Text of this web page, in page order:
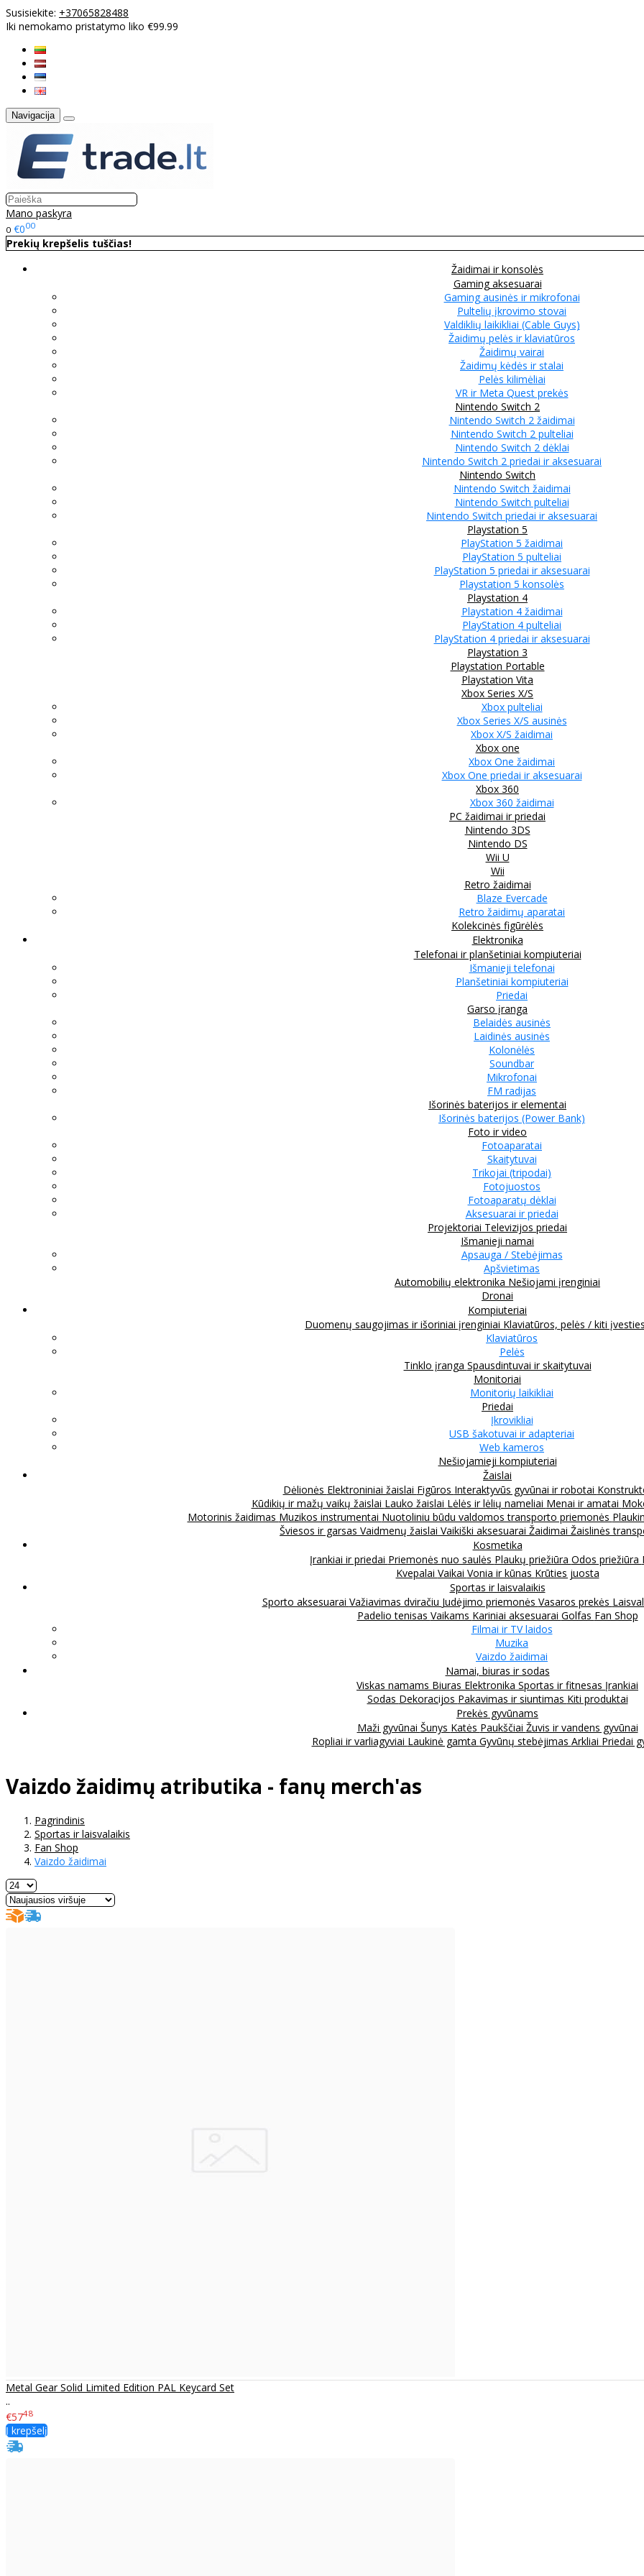
Susisiekite: +37065828488
Iki nemokamo pristatymo liko €99.99
Navigacija
Mano paskyra
0 €000
Prekių krepšelis tuščias!
Žaidimai ir konsolės
Gaming aksesuarai
Gaming ausinės ir mikrofonai
Pultelių įkrovimo stovai
Valdiklių laikikliai (Cable Guys)
Žaidimų pelės ir klaviatūros
Žaidimų vairai
Žaidimų kėdės ir stalai
Pelės kilimėliai
VR ir Meta Quest prekės
Nintendo Switch 2
Nintendo Switch 2 žaidimai
Nintendo Switch 2 pulteliai
Nintendo Switch 2 dėklai
Nintendo Switch 2 priedai ir aksesuarai
Nintendo Switch
Nintendo Switch žaidimai
Nintendo Switch pulteliai
Nintendo Switch priedai ir aksesuarai
Playstation 5
PlayStation 5 žaidimai
PlayStation 5 pulteliai
PlayStation 5 priedai ir aksesuarai
Playstation 5 konsolės
Playstation 4
Playstation 4 žaidimai
PlayStation 4 pulteliai
PlayStation 4 priedai ir aksesuarai
Playstation 3
Playstation Portable
Playstation Vita
Xbox Series X/S
Xbox pulteliai
Xbox Series X/S ausinės
Xbox X/S žaidimai
Xbox one
Xbox One žaidimai
Xbox One priedai ir aksesuarai
Xbox 360
Xbox 360 žaidimai
PC žaidimai ir priedai
Nintendo 3DS
Nintendo DS
Wii U
Wii
Retro žaidimai
Blaze Evercade
Retro žaidimų aparatai
Kolekcinės figūrėlės
Elektronika
Telefonai ir planšetiniai kompiuteriai
Išmanieji telefonai
Planšetiniai kompiuteriai
Priedai
Garso įranga
Belaidės ausinės
Laidinės ausinės
Kolonėlės
Soundbar
Mikrofonai
FM radijas
Išorinės baterijos ir elementai
Išorinės baterijos (Power Bank)
Foto ir video
Fotoaparatai
Skaitytuvai
Trikojai (tripodai)
Fotojuostos
Fotoaparatų dėklai
Aksesuarai ir priedai
Projektoriai Televizijos priedai
Išmanieji namai
Apsauga / Stebėjimas
Apšvietimas
Automobilių elektronika Nešiojami įrenginiai
Dronai
Kompiuteriai
Duomenų saugojimas ir išoriniai įrenginiai Klaviatūros, pelės / kiti
Klaviatūros
Pelės
Tinklo įranga Spausdintuvai ir skaitytuvai
Monitoriai
Monitorių laikikliai
Priedai
Įkrovikliai
USB šakotuvai ir adapteriai
Web kameros
Nešiojamieji kompiuteriai
Žaislai
Dėlionės Elektroniniai žaislai Figūros Interaktyvūs gyvūnai ir robotai
Kūdikių ir mažų vaikų žaislai Lauko žaislai Lėlės ir lėlių nameliai Menai ir amatai
Motorinis žaidimas Muzikos instrumentai Nuotoliniu būdu valdomos transporto priemonės
Šviesos ir garsas Vaidmenų žaislai Vaikiški aksesuarai Žaidimai Žaislinės
Kosmetika
Įrankiai ir priedai Priemonės nuo saulės Plaukų priežiūra Odos priežiūra
Kvepalai Vaikai Vonia ir kūnas Krūties juosta
Sportas ir laisvalaikis
Sporto aksesuarai Važiavimas dviračiu Judėjimo priemonės Vasaros prekės
Padelio tenisas Vaikams Kariniai aksesuarai Golfas Fan Shop
Filmai ir TV laidos
Muzika
Vaizdo žaidimai
Namai, biuras ir sodas
Viskas namams Biuras Elektronika Sportas ir fitnesas Įrankiai
Sodas Dekoracijos Pakavimas ir siuntimas Kiti produktai
Prekės gyvūnams
Maži gyvūnai Šunys Katės Paukščiai Žuvis ir vandens gyvūnai
Ropliai ir varliagyviai Laukinė gamta Gyvūnų stebėjimas Arkliai Priedai
Vaizdo žaidimų atributika - fanų merch'as
Pagrindinis
Sportas ir laisvalaikis
Fan Shop
Vaizdo žaidimai
Metal Gear Solid Limited Edition PAL Keycard Set
..
€5748
Į krepšelį